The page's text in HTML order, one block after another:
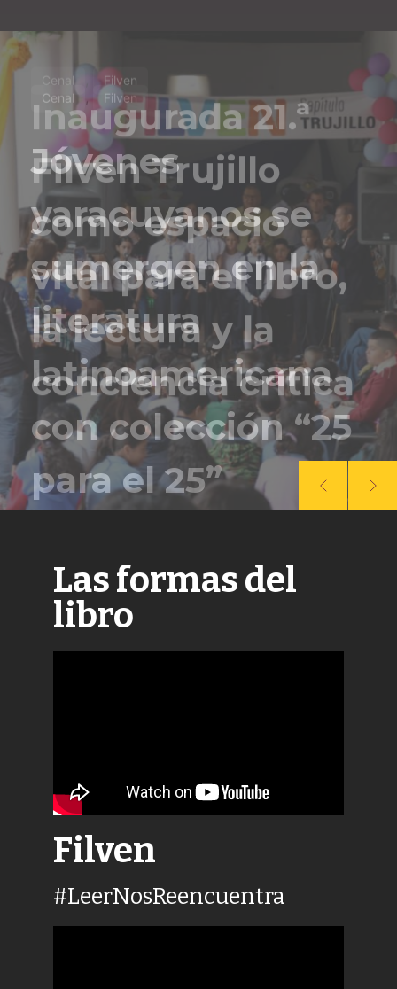
Cenal Filven
Jóvenes
yaracuyanos se
sumergen en la
literatura
latinoamericana
con colección “25
para el 25”
Las formas del
libro
Filven
#LeerNosReencuentra